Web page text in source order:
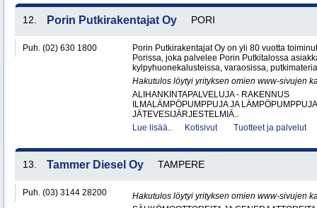
12. Porin Putkirakentajat Oy PORI
Puh. (02) 630 1800
Porin Putkirakentajat Oy on yli 80 vuotta
Porissa, joka palvelee Porin Putkitalossa
kylpyhuonekalusteissa, varaosissa,
Hakutulos löytyi yrityksen omien www-sivujen
ALIHANKINTAPALVELUJA - RAKENNUS
ILMALÄMPÖPUMPPUJA JA LÄMPÖPUMPPUJA
JÄTEVESIJÄRJESTELMIÄ..
Lue lisää..
Kotisivut Tuotteet ja palvelut
13. Tammer Diesel Oy TAMPERE
Puh. (03) 3144 28200
Hakutulos löytyi yrityksen omien www-sivujen